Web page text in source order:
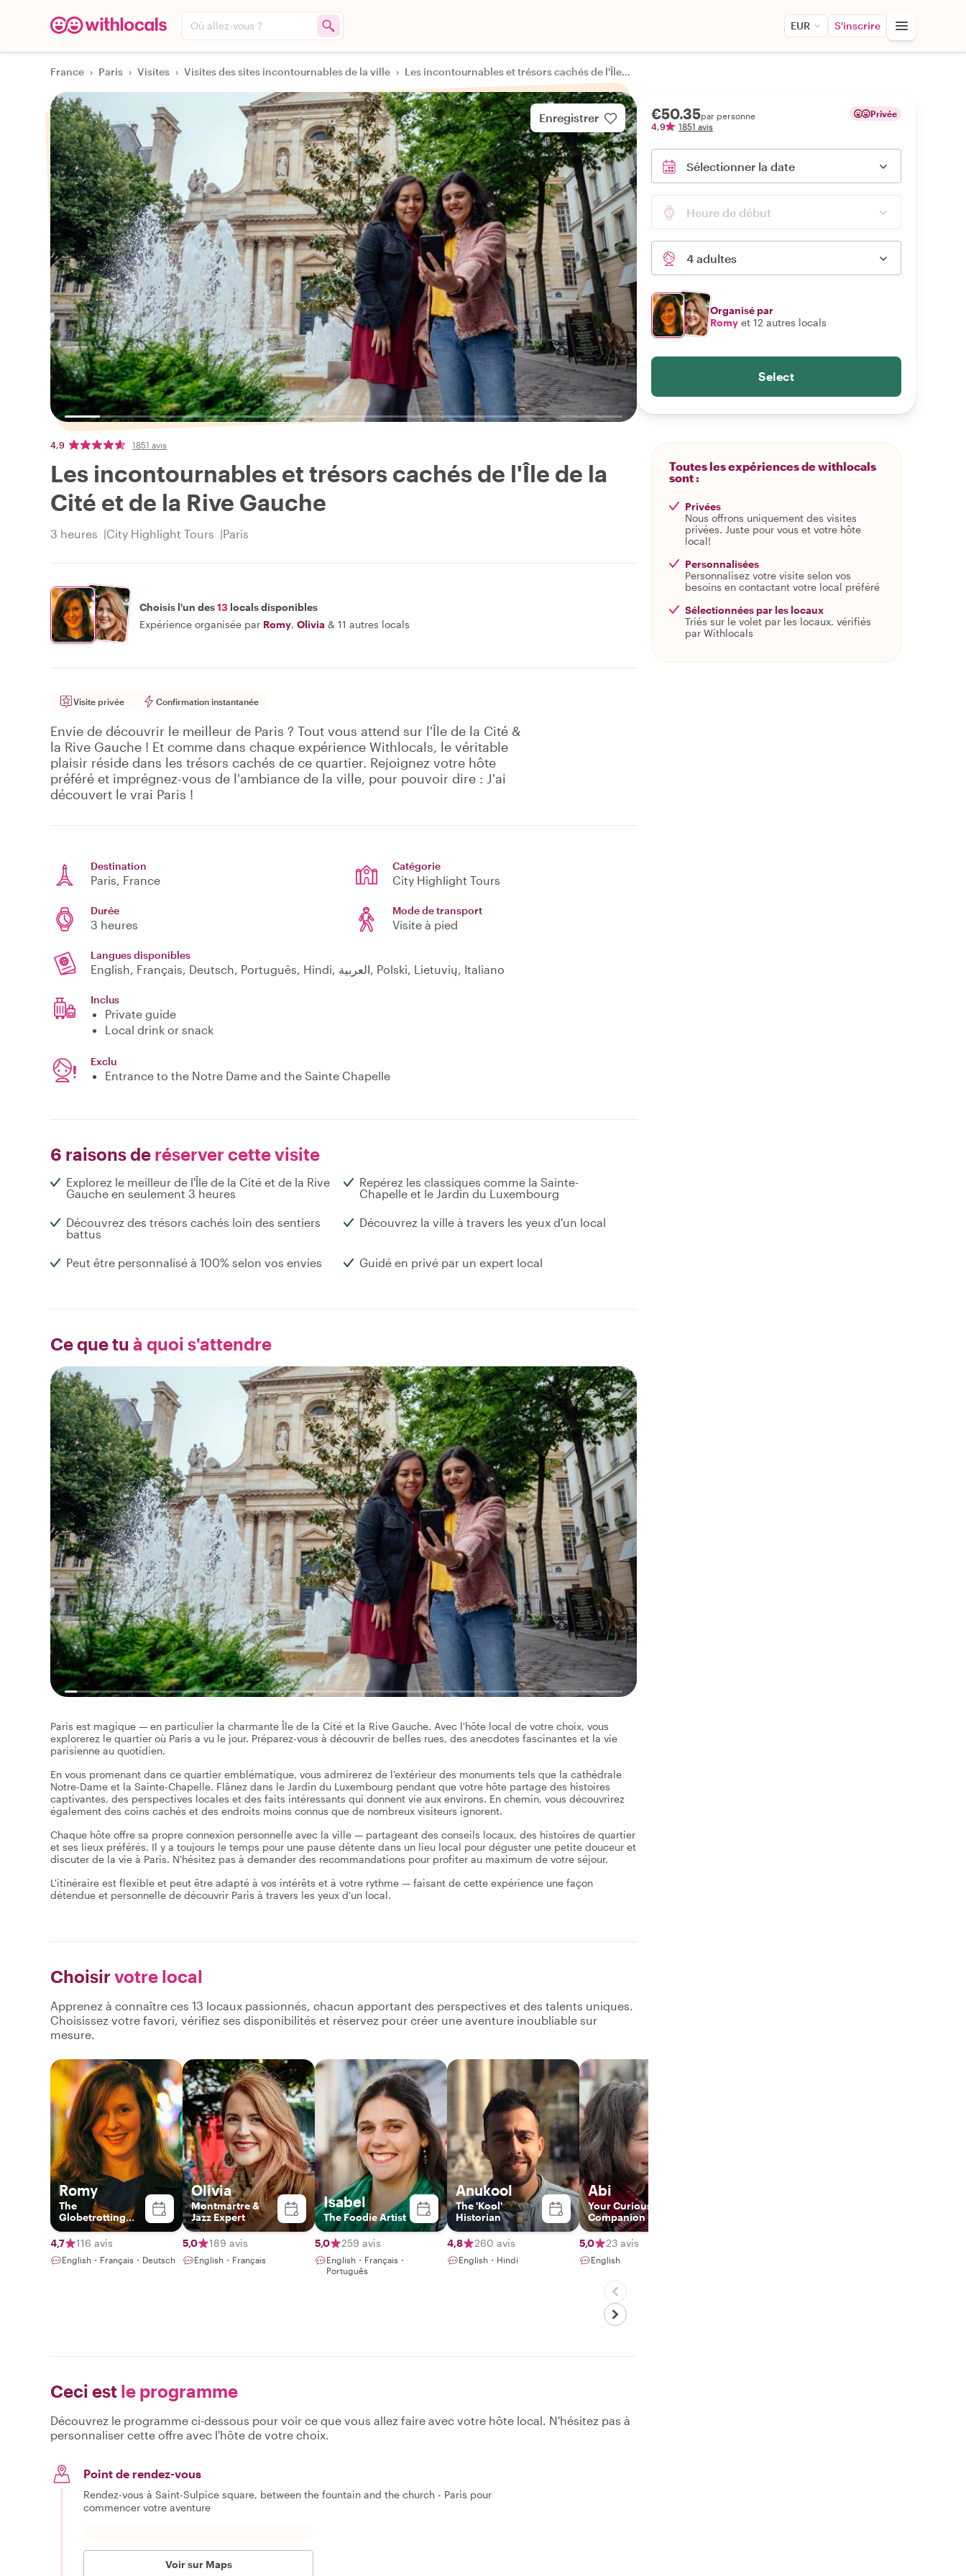
Où allez-vous ? EUR S'inscrire
France › Paris › Visites › Visites des sites incontournables de la ville › Les incontournables et trésors cachés de l'Île de la Cité et de la Rive Gauche
Enregistrer
4,9 1851 avis
Les incontournables et trésors cachés de l'Île de la
Cité et de la Rive Gauche
3 heures City Highlight Tours Paris
Choisis l'un des13 locals disponibles
Expérience organisée par Romy, Olivia & 11 autres locals
Visite privée Confirmation instantanée
Envie de découvrir le meilleur de Paris ? Tout vous attend sur l'Île de la Cité &
la Rive Gauche ! Et comme dans chaque expérience Withlocals, le véritable
plaisir réside dans les trésors cachés de ce quartier. Rejoignez votre hôte
préféré et imprégnez-vous de l'ambiance de la ville, pour pouvoir dire : J'ai
découvert le vrai Paris !
Destination
Paris, France
Catégorie
City Highlight Tours
Durée
3 heures
Mode de transport
Visite à pied
Langues disponibles
English, Français, Deutsch, Português, Hindi, العربية, Polski, Lietuvių, Italiano
Inclus
Private guide
Local drink or snack
Exclu
Entrance to the Notre Dame and the Sainte Chapelle
6 raisons de réserver cette visite
Explorez le meilleur de l'Île de la Cité et de la Rive
Gauche en seulement 3 heures
Repérez les classiques comme la Sainte-
Chapelle et le Jardin du Luxembourg
Découvrez des trésors cachés loin des sentiers
battus
Découvrez la ville à travers les yeux d'un local
Peut être personnalisé à 100% selon vos envies Guidé en privé par un expert local
Ce que tu à quoi s'attendre
Paris est magique — en particulier la charmante Île de la Cité et la Rive Gauche. Avec l'hôte local de votre choix, vous
explorerez le quartier où Paris a vu le jour. Préparez-vous à découvrir de belles rues, des anecdotes fascinantes et la vie
parisienne au quotidien.
En vous promenant dans ce quartier emblématique, vous admirerez de l'extérieur des monuments tels que la cathédrale
Notre-Dame et la Sainte-Chapelle. Flânez dans le Jardin du Luxembourg pendant que votre hôte partage des histoires
captivantes, des perspectives locales et des faits intéressants qui donnent vie aux environs. En chemin, vous découvrirez
également des coins cachés et des endroits moins connus que de nombreux visiteurs ignorent.
Chaque hôte offre sa propre connexion personnelle avec la ville — partageant des conseils locaux, des histoires de quartier
et ses lieux préférés. Il y a toujours le temps pour une pause détente dans un lieu local pour déguster une petite douceur et
discuter de la vie à Paris. N'hésitez pas à demander des recommandations pour profiter au maximum de votre séjour.
L'itinéraire est flexible et peut être adapté à vos intérêts et à votre rythme — faisant de cette expérience une façon
détendue et personnelle de découvrir Paris à travers les yeux d'un local.
Choisir votre local
Apprenez à connaître ces 13 locaux passionnés, chacun apportant des perspectives et des talents uniques.
Choisissez votre favori, vérifiez ses disponibilités et réservez pour créer une aventure inoubliable sur
mesure.
Romy
The
Globetrotting
Gourmet
4,7
116 avis
English・Français・Deutsch
Olivia
Montmartre &
Jazz Expert
5,0 189 avis
English・Français
Isabel
The Foodie Artist
5,0 259 avis
English・Français・
Português
Anukool
The 'Kool'
Historian
4,8 260 avis
English・Hindi
Abi
Your Curious
Companion
5,0 23 avis
English
Ceci est le programme
Découvrez le programme ci-dessous pour voir ce que vous allez faire avec votre hôte local. N'hésitez pas à
personnaliser cette offre avec l'hôte de votre choix.
Point de rendez-vous
Rendez-vous à Saint-Sulpice square, between the fountain and the church - Paris pour
commencer votre aventure
Voir sur Maps
€50.35par personne
4,9
1851 avis
Privée
Sélectionner la date
Heure de début
4 adultes
Organisé par
Romy et 12 autres locals
Select
Toutes les expériences de withlocals
sont :
Privées
Nous offrons uniquement des visites
privées. Juste pour vous et votre hôte
local!
Personnalisées
Personnalisez votre visite selon vos
besoins en contactant votre local préféré
Sélectionnées par les locaux
Triés sur le volet par les locaux, vérifiés
par Withlocals